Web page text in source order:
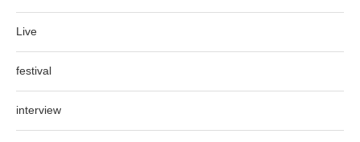
Live
festival
interview